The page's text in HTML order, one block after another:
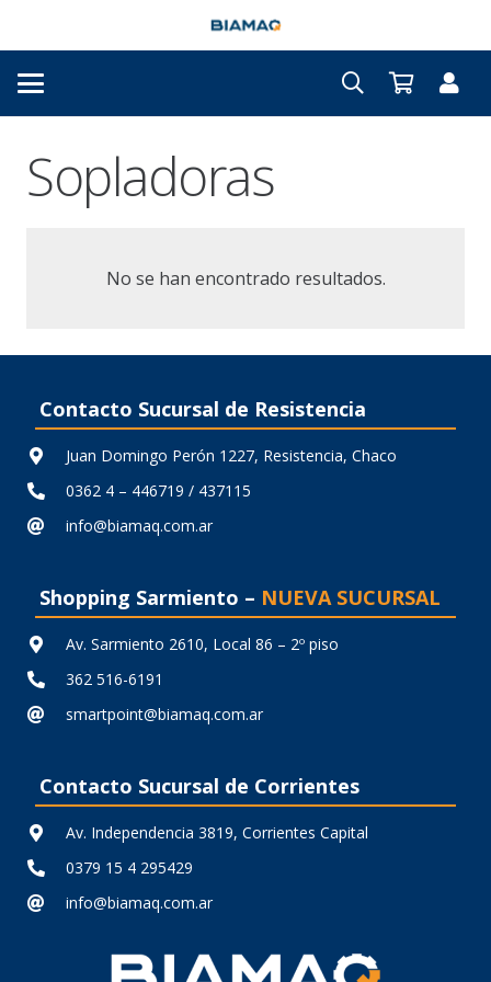
Sopladoras
No se han encontrado resultados.
Contacto Sucursal de Resistencia
Juan Domingo Perón 1227, Resistencia, Chaco
0362 4 – 446719 / 437115
info@biamaq.com.ar
Shopping Sarmiento – NUEVA SUCURSAL
Av. Sarmiento 2610, Local 86 – 2º piso
362 516-6191
smartpoint@biamaq.com.ar
Contacto Sucursal de Corrientes
Av. Independencia 3819, Corrientes Capital
0379 15 4 295429
info@biamaq.com.ar